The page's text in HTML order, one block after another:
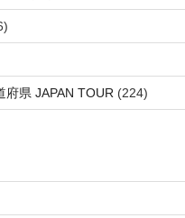
府県 JAPAN TOUR (224)